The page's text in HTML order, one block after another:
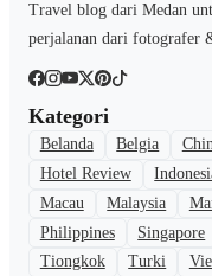
Travel blog dari Medan
perjalanan dari fotografer
Kategori
Belanda Belgia
Hotel Review
Macau
Malaysia
Philippines
Singapore
Tiongkok
Turki